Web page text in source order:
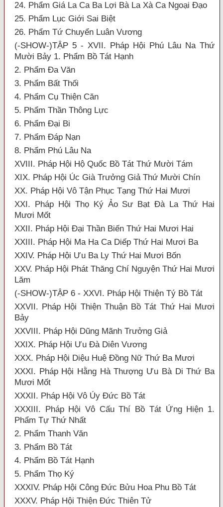
24. Phẩm Giá La Ca Ba Lợi Bà La Xà Ca Ngoại Đạo
25. Phẩm Lục Giới Sai Biệt
26. Phẩm Tứ Chuyển Luân Vương
(-SHOW-)TẬP 5 - XVII. Pháp Hội Phú Lâu Na Thứ
Mười Bảy 1. Phẩm Bồ Tát Hạnh
2. Phẩm Đa Văn
3. Phẩm Bất Thối
4. Phẩm Cụ Thiện Căn
5. Phẩm Thần Thông Lực
6. Phẩm Đại Bi
7. Phẩm Đáp Nạn
8. Phẩm Phú Lâu Na
XVIII. Pháp Hội Hộ Quốc Bồ Tát Thứ Mười Tám
XIX. Pháp Hội Úc Già Trưởng Giả Thứ Mười Chín
XX. Pháp Hội Vô Tận Phục Tạng Thứ Hai Mươi
XXI. Pháp Hội Thọ Ký Ảo Sư Bạt Đà La Thứ Hai
Mươi Mốt
XXII. Pháp Hội Đại Thần Biến Thứ Hai Mươi Hai
XXIII. Pháp Hội Ma Ha Ca Diếp Thứ Hai Mươi Ba
XXIV. Pháp Hội Ưu Ba Ly Thứ Hai Mươi Bốn
XXV. Pháp Hội Phát Thăng Chí Nguyện Thứ Hai Mươi
Lăm
(-SHOW-)TẬP 6 - XXVI. Pháp Hội Thiện Tý Bồ Tát
XXVII. Pháp Hội Thiện Thuận Bồ Tát Thứ Hai Mươi
Bảy
XXVIII. Pháp Hội Dũng Mãnh Trưởng Giả
XXIX. Pháp Hội Ưu Đà Diên Vương
XXX. Pháp Hội Diệu Huệ Đồng Nữ Thứ Ba Mươi
XXXI. Pháp Hội Hằng Hà Thượng Ưu Bà Di Thứ Ba
Mươi Mốt
XXXII. Pháp Hội Vô Úy Đức Bồ Tát
XXXIII. Pháp Hội Vô Cấu Thí Bồ Tát Ứng Hiện 1.
Phẩm Tự Thứ Nhất
2. Phẩm Thanh Văn
3. Phẩm Bồ Tát
4. Phẩm Bồ Tát Hạnh
5. Phẩm Thọ Ký
XXXIV. Pháp Hội Công Đức Bửu Hoa Phu Bồ Tát
XXXV. Pháp Hội Thiện Đức Thiên Tử